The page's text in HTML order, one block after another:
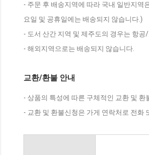
- 주문 후 배송지역에 따라 국내 일반지역
요일 및 공휴일에는 배송되지 않습니다.)
- 도서 산간 지역 및 제주도의 경우는 항
- 해외지역으로는 배송되지 않습니다.
교환/환불 안내
- 상품의 특성에 따른 구체적인 교환 및
- 교환 및 환불신청은 가게 연락처로 전화